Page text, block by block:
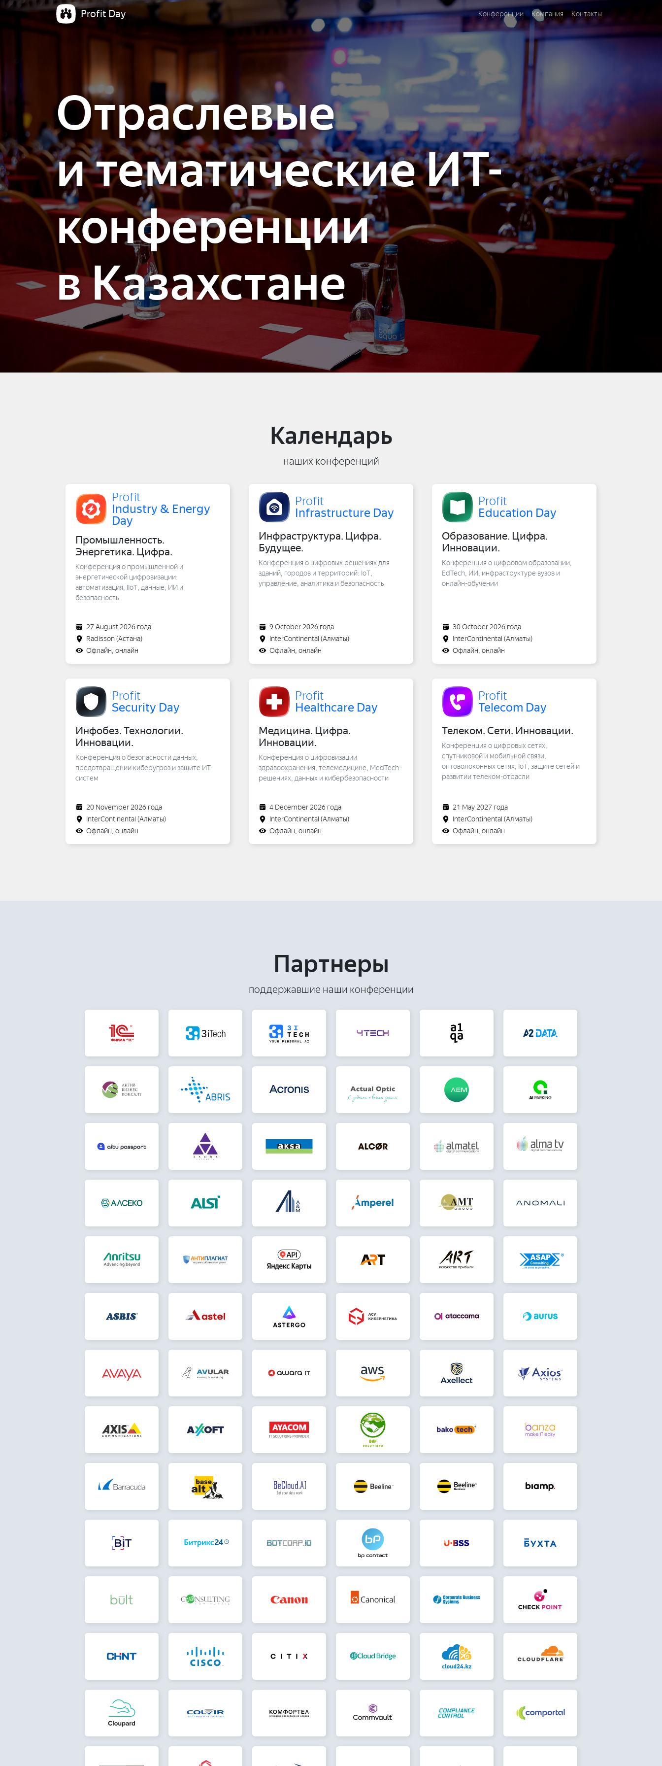
Profit Day Конференции Компания Контакты
Отраслевые
и тематические ИТ-
конференции
в Казахстане
Календарь
наших конференций
Profit
Industry & Energy
Day
Промышленность.
Энергетика. Цифра.
Конференция о промышленной и
энергетической цифровизации:
автоматизация, IIoT, данные, ИИ и
безопасность
27 August 2026 года
Radisson(Астана)
Офлайн, онлайн
Profit
Infrastructure Day
Инфраструктура. Цифра.
Будущее.
Конференция о цифровых решениях для
зданий, городов и территорий: IoT,
управление, аналитика и безопасность
9 October 2026 года
InterContinental (Алматы)
Офлайн, онлайн
Profit
Education Day
Образование. Цифра.
Инновации.
Конференция о цифровом образовании,
EdTech, ИИ, инфраструктуре вузов и
онлайн-обучении
30 October 2026 года
InterContinental (Алматы)
Офлайн, онлайн
Profit
Security Day
Инфобез. Технологии.
Инновации.
Конференция о безопасности данных,
предотвращении киберугроз и защите ИТ-
систем
20 November 2026 года
InterContinental (Алматы)
Офлайн, онлайн
Profit
Healthcare Day
Медицина. Цифра.
Инновации.
Конференция о цифровизации
здравоохранения, телемедицине, MedTech-
решениях, данных и кибербезопасности
4 December 2026 года
InterContinental (Алматы)
Офлайн, онлайн
Profit
Telecom Day
Телеком. Сети. Инновации.
Конференция о цифровых сетях,
спутниковой и мобильной связи,
оптоволоконных сетях, IoT, защите сетей и
развитии телеком-отрасли
21 May 2027 года
InterContinental (Алматы)
Офлайн, онлайн
Партнеры
поддержавшие наши конференции